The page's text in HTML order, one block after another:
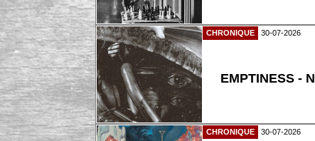
CHRONIQUE 30-07-2026
EMPTINESS -
CHRONIQUE 30-07-2026